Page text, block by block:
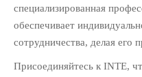
специализированная
обеспечивает
сотрудничества, делая
Присоединяйтесь к INTE,